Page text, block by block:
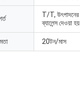
T/T, উৎপাদনের
ব্যালেন্স দেওয়া হয়
20টন/মাস